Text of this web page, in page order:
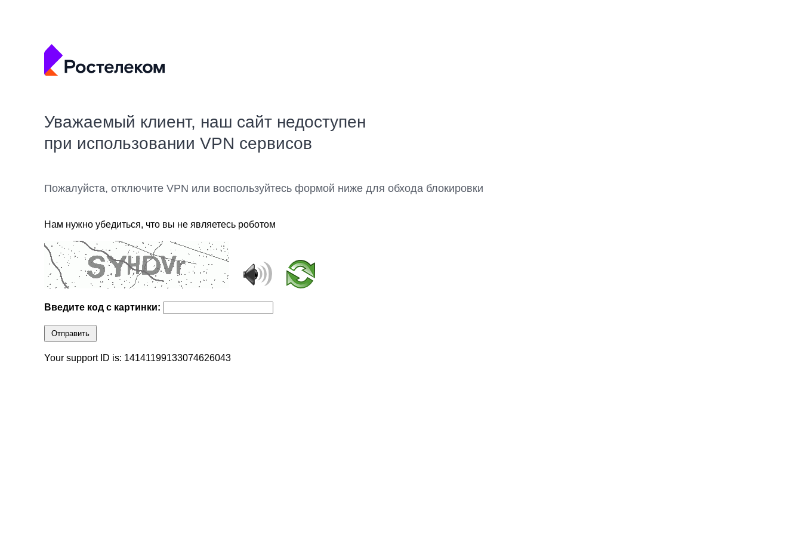
Уважаемый клиент, наш сайт недоступен
при использовании VPN сервисов
Пожалуйста, отключите VPN или воспользуйтесь формой ниже для обхода блокировки
Нам нужно убедиться, что вы не являетесь роботом
Введите код с картинки:
Отправить
Your support ID is: 14141199133074626043